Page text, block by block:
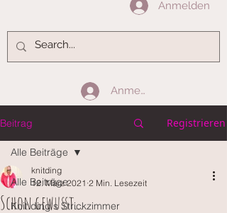
Anmelden
Anmelden
Beitrag Registrieren
Alle Beiträge
Knit.ding's Strickzimmer
Alle Beiträge
Schon gewusst...
knitding
12. März 2021 2 Min. Lesezeit